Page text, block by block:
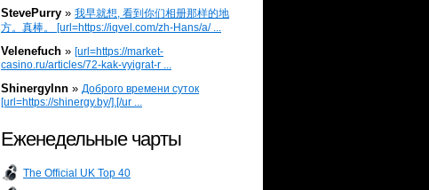
StevePurry » 我早就想, 看到你们相册那样的地
方。真棒。 [url=https://iqvel.com/zh-Hans/a/ ...
Velenefuch » [url=https://market-
casino.ru/articles/72-kak-vyigrat-r ...
Shinergylnn » Доброго времени суток
[url=https://shinergy.by/].[/ur ...
Еженедельные чарты
The Official UK Top 40